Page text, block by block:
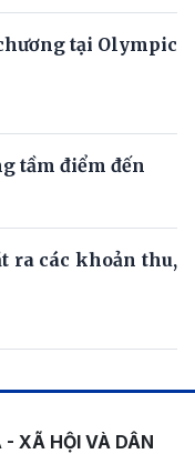
tại Olympic
tầm điểm đến
ra các khoản thu,
XÃ HỘI VÀ DÂN